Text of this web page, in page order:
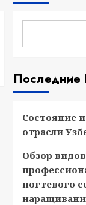
Последние
Состояние
отрасли
Обзор
ногтевого